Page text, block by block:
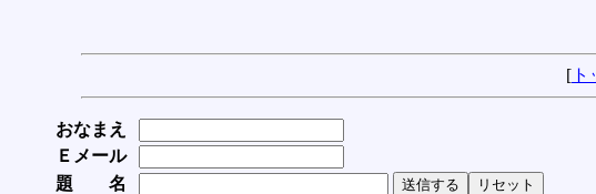
[
おなまえ
Ｅメール
題 名